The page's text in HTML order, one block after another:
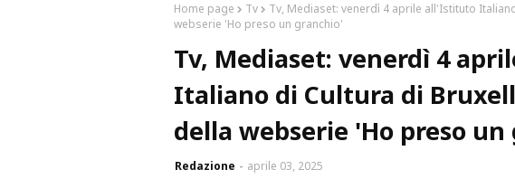
Home page Tv
Tv, Mediaset: venerdì 4 aprile all'Istituto
webserie 'Ho preso un granchio'
Tv, Mediaset: venerdì 4
Italiano di Cultura di
della webserie 'Ho preso
Redazione aprile 03, 2025